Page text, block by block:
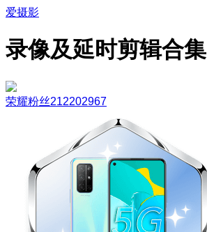
爱摄影
录像及延时剪辑合集
荣耀粉丝212202967